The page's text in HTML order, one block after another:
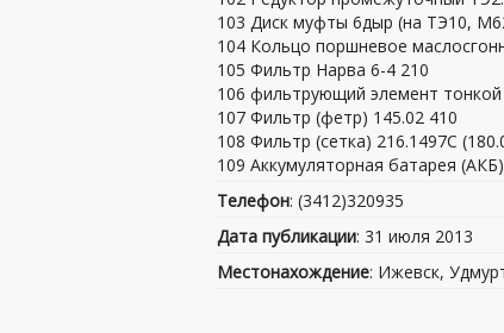
103 Диск муфты 6дыр (на ТЭ10,
104 Кольцо поршневое
105 Фильтр Нарва 6-4 210
106 фильтрующий элемент
107 Фильтр (фетр) 145.02 410
108 Фильтр (сетка) 216.1497С
109 Аккумуляторная батарея
Телефон: (3412)320935
Дата публикации: 31 июля 2013
Местонахождение: Ижевск,